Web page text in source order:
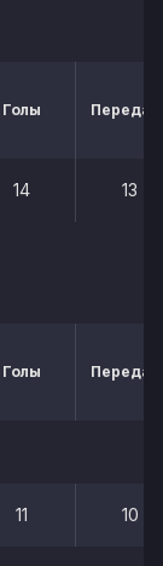
Голы
14 13
Голы
11 10